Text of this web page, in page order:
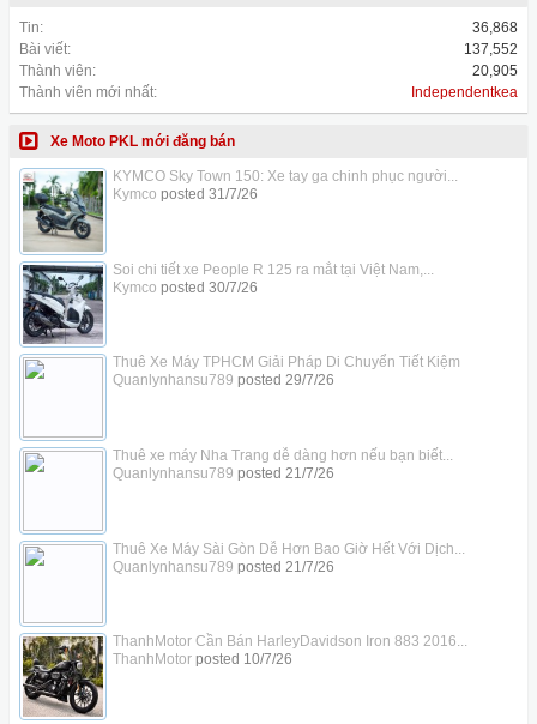
Tin:
36,868
Bài viết:
137,552
Thành viên:
20,905
Thành viên mới nhất:
Independentkea
Xe Moto PKL mới đăng bán
KYMCO Sky Town 150: Xe tay ga chinh phục người...
Kymco posted 31/7/26
Soi chi tiết xe People R 125 ra mắt tại Việt Nam,...
Kymco posted 30/7/26
Thuê Xe Máy TPHCM Giải Pháp Di Chuyển Tiết Kiệm
Quanlynhansu789 posted 29/7/26
Thuê xe máy Nha Trang dễ dàng hơn nếu bạn biết...
Quanlynhansu789 posted 21/7/26
Thuê Xe Máy Sài Gòn Dễ Hơn Bao Giờ Hết Với Dịch...
Quanlynhansu789 posted 21/7/26
ThanhMotor Cần Bán HarleyDavidson Iron 883 2016...
ThanhMotorposted 10/7/26